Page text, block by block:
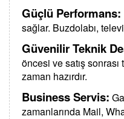
Güçlü Performans:
sağlar. Buzdolabı,
Güvenilir Teknik
öncesi ve satış
zaman hazırdır.
Business Servis:
zamanlarında Mail,